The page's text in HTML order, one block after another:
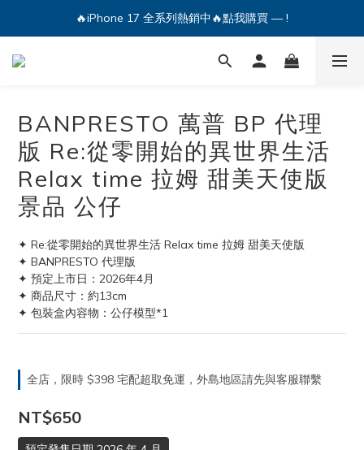
🔥iPhone 17 全系列熱銷中🔥點我購買 — !
🔥iPhone 17 全系列熱銷中🔥點我購買 — !
💕加入Q哥 Line 新好友領優惠券！🎫
BANPRESTO 萬普 BP 代理
版 Re:從零開始的異世界生活
Relax time 拉姆 甜美天使版
景品 公仔
✦ Re:從零開始的異世界生活 Relax time 拉姆 甜美天使版
✦ BANPRESTO 代理版
✦ 預定上市日：2026年4月
✦ 商品尺寸：約13cm
✦ 包裝盒內容物：公仔模型*1
全店，限時 $398 宅配超取免運，外島地區請先與客服聯繫
NT$650